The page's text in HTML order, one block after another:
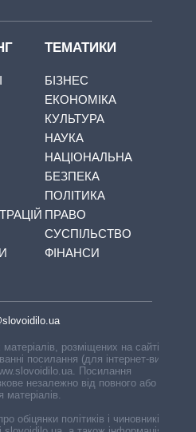
ТЕМАТИКИ
БІЗНЕС
ЕКОНОМІКА
КУЛЬТУРА
НАУКА
НАЦІОНАЛЬНА
БЕЗПЕКА
ПОЛІТИКА
ПРАВО
СУСПІЛЬСТВО
ФІНАНСИ
розміщених на сайті,
посилання (для інтернет-видань
Посилання
незалежно від повного або
матеріалів.
обіцянки політиків і чиновників,